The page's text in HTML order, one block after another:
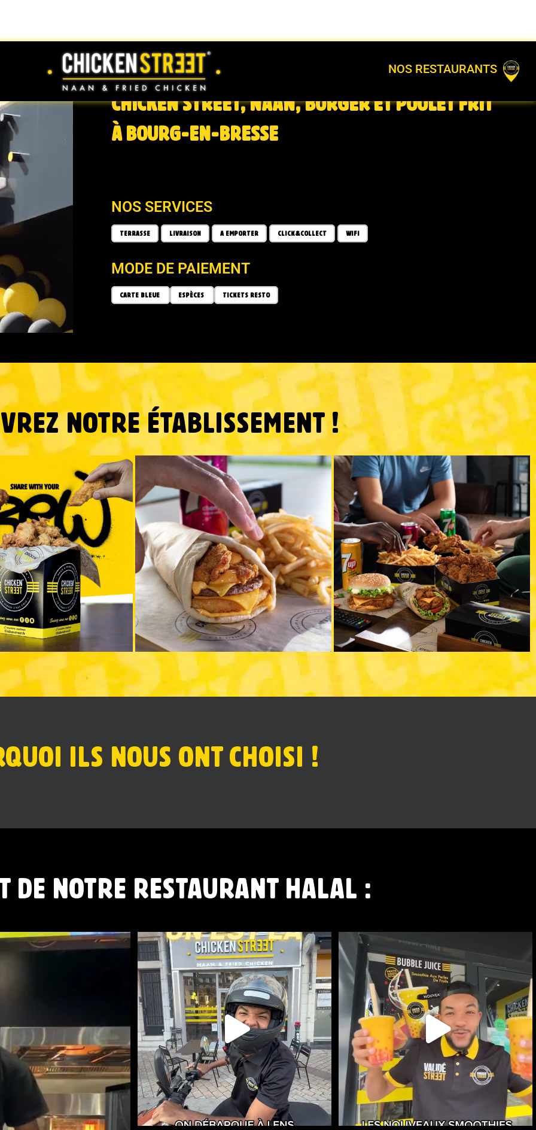
NOS RESTAURANTS
CHICKEN STREET, NAAN, BURGER ET POULET FRIT
À BOURG-EN-BRESSE
NOS SERVICES
TERRASSE LIVRAISON A EMPORTER CLICK&COLLECT WIFI
MODE DE PAIEMENT
CARTE BLEUE ESPÈCES TICKETS RESTO
NOTRE ÉTABLISSEMENT !
ILS NOUS ONT CHOISI !
DE NOTRE RESTAURANT HALAL :
...
CHICKEN STREET LENS EST LÀ
12 Place...
44 37
NOUVEAUTÉ CHEZ CHICKEN STREET
...
48